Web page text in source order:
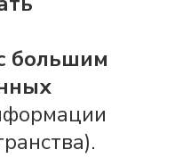
большим